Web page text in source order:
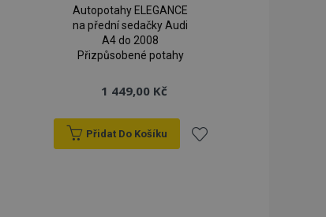
Autopotahy ELEGANCE
na přední sedačky Audi
A4 do 2008
Přizpůsobené potahy
1 449,00 Kč
Přidat Do Košíku
účtu.